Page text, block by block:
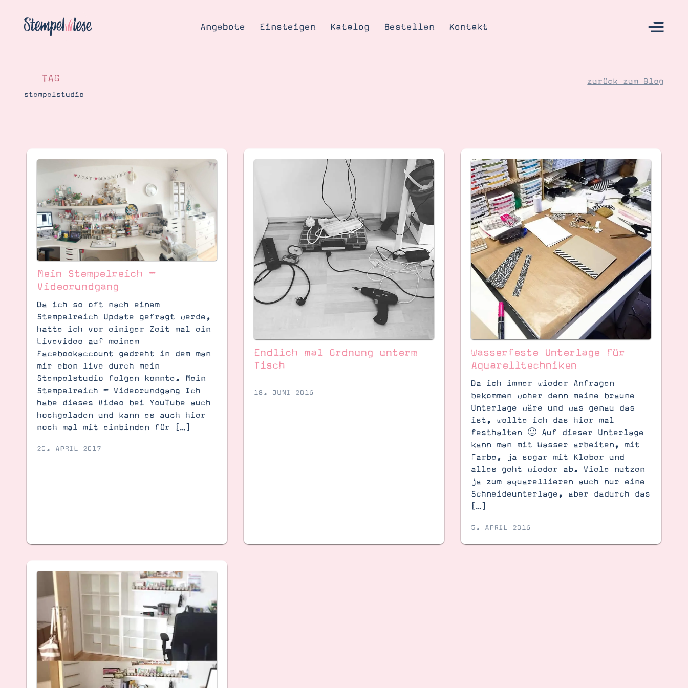
Angebote Einsteigen Katalog Bestellen Kontakt
Katalog
Bestellen
Kontakt
Blog
Gutscheine
Über mich
Über Stampin’ Up!
Suche Impressum Datenschutz
SUCHE
TAG
stempelstudio
zurück zum Blog
Mein Stempelreich –
Videorundgang
Da ich so oft nach einem
Stempelreich Update gefragt werde,
hatte ich vor einiger Zeit mal ein
Livevideo auf meinem
Facebookaccount gedreht in dem man
mir eben live durch mein
Stempelstudio folgen konnte. Mein
Stempelreich – Videorundgang Ich
habe dieses Video bei YouTube auch
hochgeladen und kann es auch hier
noch mal mit einbinden für […]
20. APRIL 2017
Endlich mal Ordnung unterm
Tisch
18. JUNI 2016
Wasserfeste Unterlage für
Aquarelltechniken
Da ich immer wieder Anfragen
bekommen woher denn meine braune
Unterlage wäre und was genau das
ist, wollte ich das hier mal
festhalten 🙂 Auf dieser Unterlage
kann man mit Wasser arbeiten, mit
Farbe, ja sogar mit Kleber und
alles geht wieder ab. Viele nutzen
ja zum aquarellieren auch nur eine
Schneideunterlage, aber dadurch das
[…]
5. APRIL 2016